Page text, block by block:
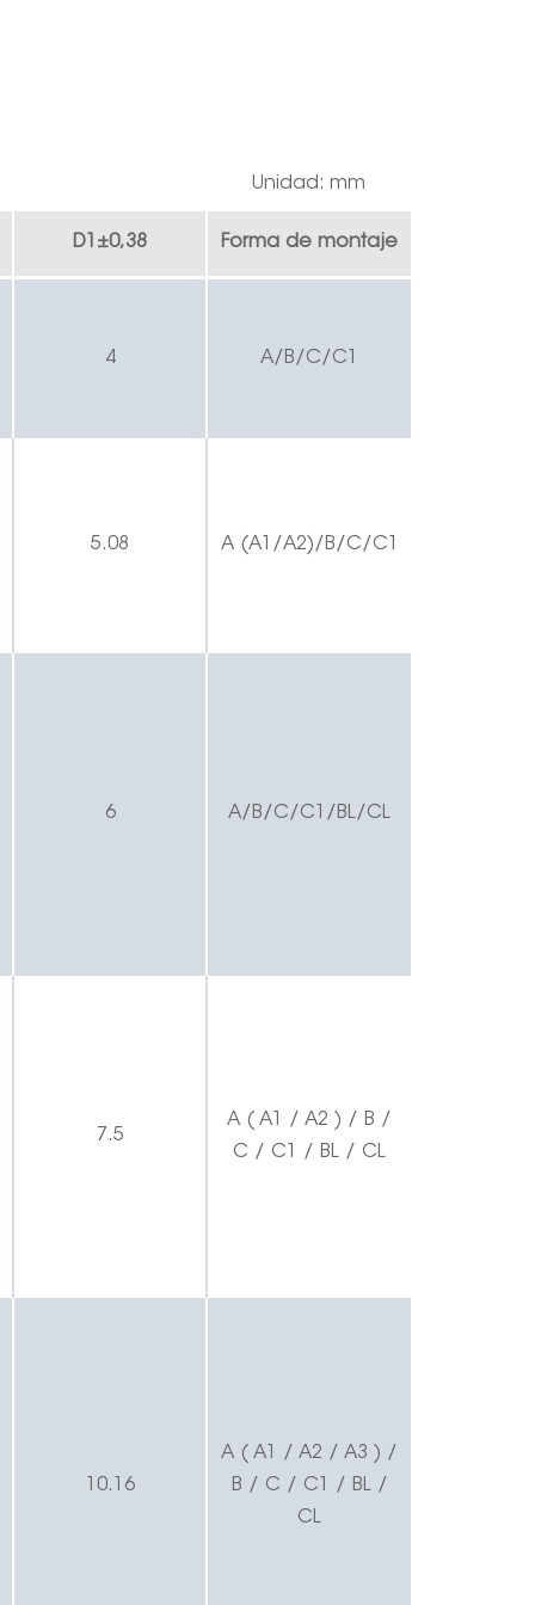
Unidad: mm
D1 ±0,38 Forma de montaje
4 A/B/C/C1
5.08 A (A1/A2)/B/C/C1
6 A/B/C/C1/BL/CL
7.5
A ( A1 / A2 ) / B /
C / C1 / BL / CL
10.16
A ( A1 / A2 / A3 ) /
B / C / C1 / BL /
CL